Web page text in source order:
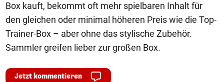
Box kauft, bekommt oft mehr spielbaren Inhalt für
den gleichen oder minimal höheren Preis wie die Top-
Trainer-Box – aber ohne das stylische Zubehör.
Sammler greifen lieber zur großen Box.
Jetzt kommentieren